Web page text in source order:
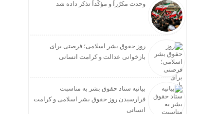
وحدت مکرّراً و مؤکّداً تذکر داده شد
روز حقوق بشر اسلامی؛ فرصتی برای
بازخوانی عدالت و کرامت انسانی
بیانیه ستاد حقوق بشر به مناسبت
فرارسیدن روز حقوق بشر اسلامی و کرامت
انسانی